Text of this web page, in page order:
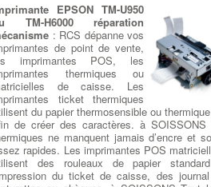
EPSON TM-U950
TM-H6000 réparation
: RCS dépanne vos
de point de vente,
imprimantes POS, les
thermiques ou
de caisse. Les
ticket thermiques
du papier thermosensible ou
de créer des caractères. à SOISSONS
ne manquent jamais d’encre et
rapides. Les imprimantes POS
des rouleaux de papier
du ticket de caisse, des